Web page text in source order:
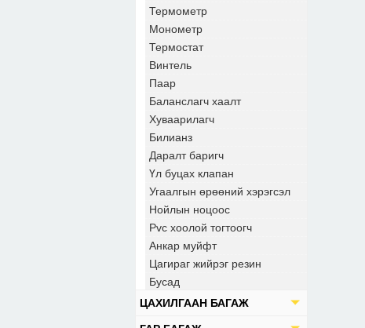
Термометр
Монометр
Термостат
Винтель
Паар
Баланслагч хаалт
Хуваарилагч
Билианз
Даралт баригч
Үл буцах клапан
Угаалгын өрөөний хэрэгсэл
Нойлын ноцоос
Pvc хоолой тогтоогч
Анкар муйфт
Цагираг жийрэг резин
Бусад
ЦАХИЛГААН БАГАЖ